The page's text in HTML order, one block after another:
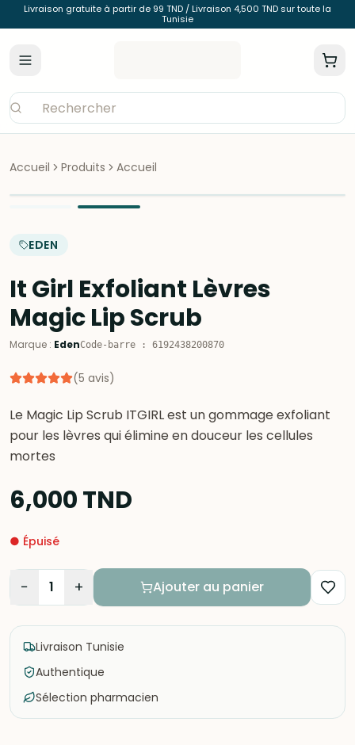
Livraison gratuite à partir de 99 TND / Livraison 4,500 TND sur toute la
Tunisie
Accueil Produits Accueil
EDEN
It Girl Exfoliant Lèvres
Magic Lip Scrub
Marque : EdenCode-barre : 6192438200870
(5 avis)
Le Magic Lip Scrub ITGIRL est un gommage exfoliant
pour les lèvres qui élimine en douceur les cellules
mortes
6,000TND
● Épuisé
− 1 + Ajouter au panier
Livraison Tunisie
Authentique
Sélection pharmacien